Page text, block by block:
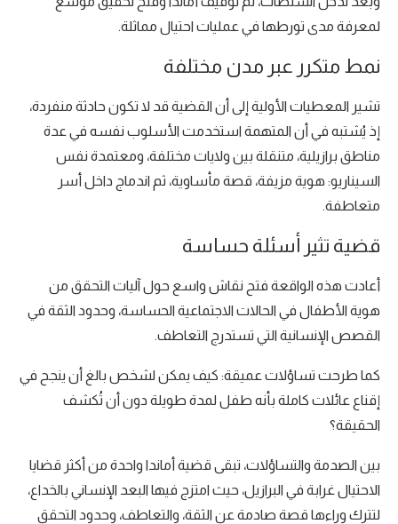
لمعرفة مدى تورطها في عمليات احتيال مماثلة.
نمط متكرر عبر مدن مختلفة
تشير المعطيات الأولية إلى أن القضية قد لا تكون حادثة منفردة،
إذ يُشتبه في أن المتهمة استخدمت الأسلوب نفسه في عدة
مناطق برازيلية، متنقلة بين ولايات مختلفة، ومعتمدة نفس
السيناريو: هوية مزيفة، قصة مأساوية، ثم اندماج داخل أسر
متعاطفة.
قضية تثير أسئلة حساسة
أعادت هذه الواقعة فتح نقاش واسع حول آليات التحقق من
هوية الأطفال في الحالات الاجتماعية الحساسة، وحدود الثقة في
القصص الإنسانية التي تستدرج التعاطف.
كما طرحت تساؤلات عميقة: كيف يمكن لشخص بالغ أن ينجح في
إقناع عائلات كاملة بأنه طفل لمدة طويلة دون أن تُكشف
الحقيقة؟
بين الصدمة والتساؤلات، تبقى قضية أماندا واحدة من أكثر قضايا
الاحتيال غرابة في البرازيل، حيث امتزج فيها البعد الإنساني بالخداع،
لتترك وراءها قصة صادمة عن الثقة، والتعاطف، وحدود التحقق